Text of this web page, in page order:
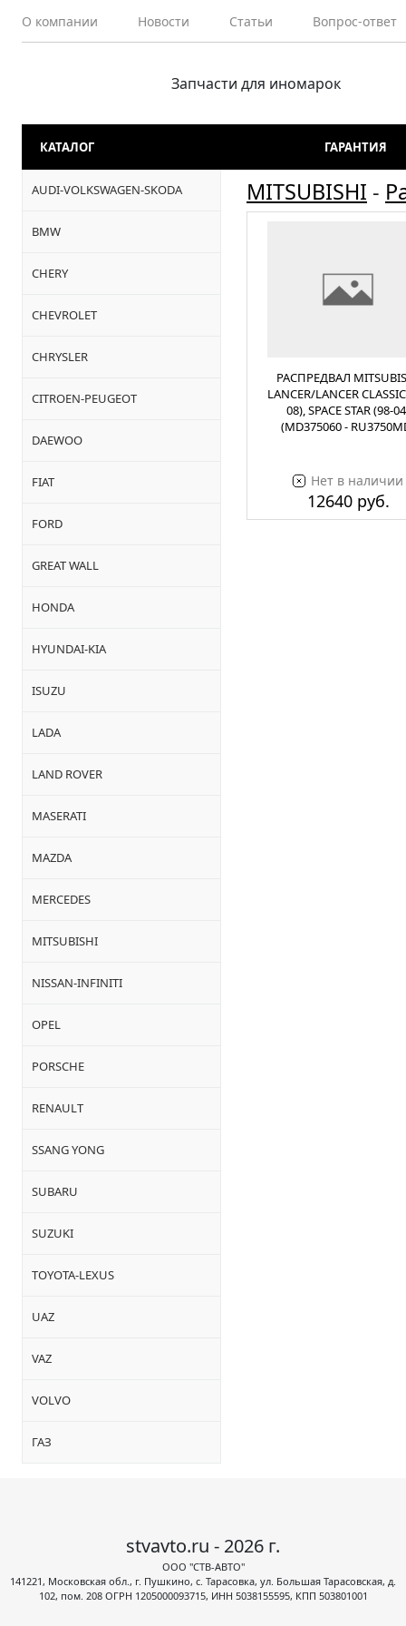
О компании Новости Статьи Вопрос-ответ
Запчасти для иномарок
КАТАЛОГ ГАРАНТИЯ
AUDI-VOLKSWAGEN-SKODA
BMW
CHERY
CHEVROLET
CHRYSLER
CITROEN-PEUGEOT
DAEWOO
FIAT
FORD
GREAT WALL
HONDA
HYUNDAI-KIA
ISUZU
LADA
LAND ROVER
MASERATI
MAZDA
MERCEDES
MITSUBISHI
NISSAN-INFINITI
OPEL
PORSCHE
RENAULT
SSANG YONG
SUBARU
SUZUKI
TOYOTA-LEXUS
UAZ
VAZ
VOLVO
ГАЗ
MITSUBISHI -
РАСПРЕДВАЛ
LANCER/LANCER
08), SPACE STAR (98-
(MD375060 -
Нет в наличии
12640 руб.
stvavto.ru - 2026 г.
ООО "СТВ-АВТО"
141221, Московская обл., г. Пушкино, с. Тарасовка, ул. Большая Тарасовская, д.
102, пом. 208 ОГРН 1205000093715, ИНН 5038155595, КПП 503801001